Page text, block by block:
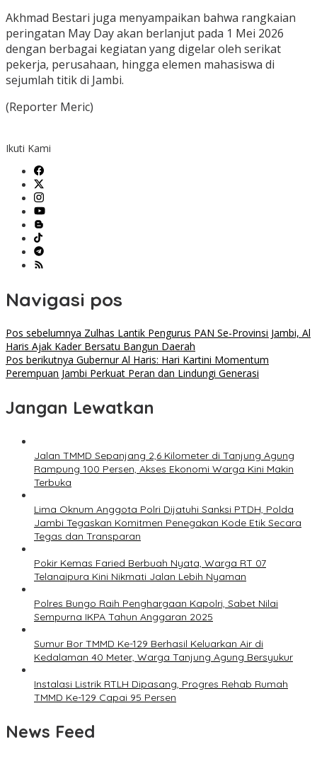
Akhmad Bestari juga menyampaikan bahwa rangkaian
peringatan May Day akan berlanjut pada 1 Mei 2026
dengan berbagai kegiatan yang digelar oleh serikat
pekerja, perusahaan, hingga elemen mahasiswa di
sejumlah titik di Jambi.
(Reporter Meric)
Ikuti Kami
Navigasi pos
Pos sebelumnya Zulhas Lantik Pengurus PAN Se-Provinsi Jambi, Al
Haris Ajak Kader Bersatu Bangun Daerah
Pos berikutnya Gubernur Al Haris: Hari Kartini Momentum
Perempuan Jambi Perkuat Peran dan Lindungi Generasi
Jangan Lewatkan
Jalan TMMD Sepanjang 2,6 Kilometer di Tanjung Agung
Rampung 100 Persen, Akses Ekonomi Warga Kini Makin
Terbuka
Lima Oknum Anggota Polri Dijatuhi Sanksi PTDH, Polda
Jambi Tegaskan Komitmen Penegakan Kode Etik Secara
Tegas dan Transparan
Pokir Kemas Faried Berbuah Nyata, Warga RT 07
Telanaipura Kini Nikmati Jalan Lebih Nyaman
Polres Bungo Raih Penghargaan Kapolri, Sabet Nilai
Sempurna IKPA Tahun Anggaran 2025
Sumur Bor TMMD Ke-129 Berhasil Keluarkan Air di
Kedalaman 40 Meter, Warga Tanjung Agung Bersyukur
Instalasi Listrik RTLH Dipasang, Progres Rehab Rumah
TMMD Ke-129 Capai 95 Persen
News Feed